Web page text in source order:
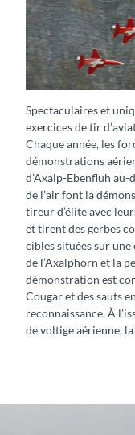
Fliegerschiessen Axalp
Spectaculaires et
exercices de tir
Chaque année, les
démonstrations
d’Axalp-Ebenfluh au-
de l’air font la
tireur d’élite avec
et tirent des gerbes
cibles situées sur
de l’Axalphorn et la
démonstration est
Cougar et des sauts
reconnaissance. À
de voltige aérienne,